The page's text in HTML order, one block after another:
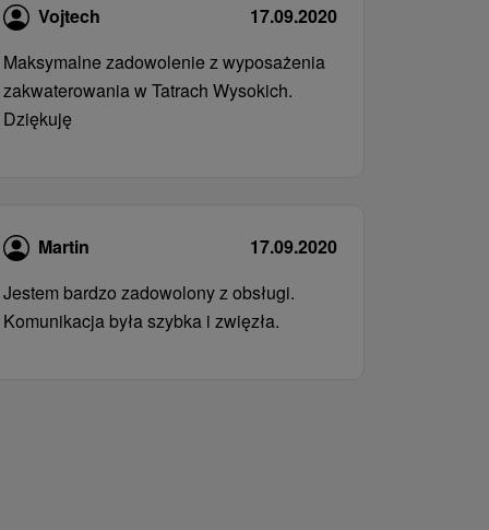
Vojtech
17.09.2020
Maksymalne zadowolenie z wyposażenia
zakwaterowania w Tatrach Wysokich.
Dziękuję
Martin
17.09.2020
Jestem bardzo zadowolony z obsługi.
Komunikacja była szybka i zwięzła.